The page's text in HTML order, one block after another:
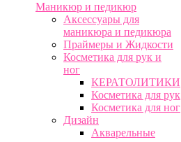
Маникюр и педикюр
Аксессуары для
маникюра и педикюра
Праймеры и Жидкости
Косметика для рук и
ног
КЕРАТОЛИТИКИ
Косметика для рук
Косметика для ног
Дизайн
Акварельные